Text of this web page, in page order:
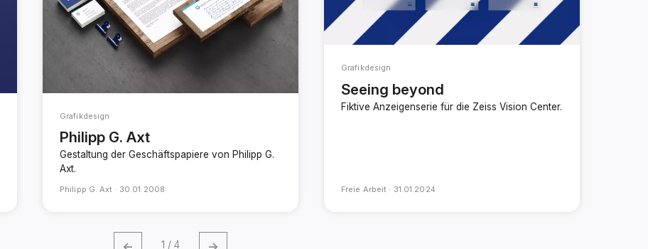
Grafikdesign
Philipp G. Axt
Gestaltung der Geschäftspapiere von Philipp G.
Axt.
Philipp G. Axt · 30.01.2008
Grafikdesign
Seeing beyond
Fiktive Anzeigenserie für die Zeiss Vision Center.
Freie Arbeit · 31.01.2024
← 1 / 4 →